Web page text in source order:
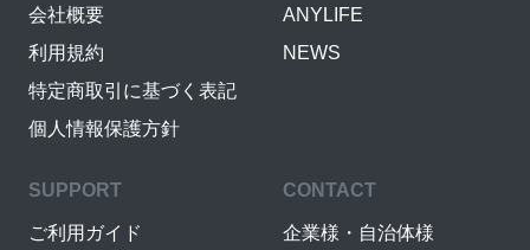
会社概要
利用規約
特定商取引に基づく表記
個人情報保護方針
ANYLIFE
NEWS
SUPPORT
ご利用ガイド
CONTACT
企業様・自治体様